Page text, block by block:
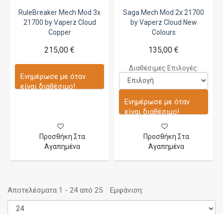
RuleBreaker Mech Mod 3x
21700 by Vaperz Cloud
Copper
215,00 €
Ενημέρωσε με όταν
είναι διαθέσιμο!
Προσθήκη Στα
Αγαπημένα
Saga Mech Mod 2x 21700
by Vaperz Cloud New
Colours
135,00 €
Διαθέσιμες Επιλογές:
Ενημέρωσε με όταν
είναι διαθέσιμο!
Προσθήκη Στα
Αγαπημένα
Αποτελέσματα 1 - 24 από 25 Εμφάνιση: